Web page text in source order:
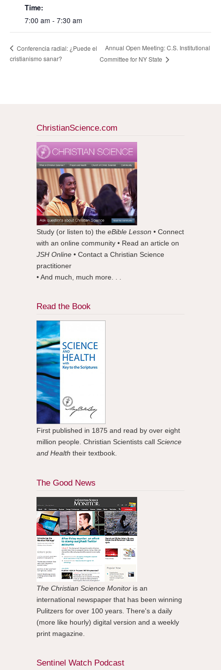
Time:
7:00 am - 7:30 am
Conferencia radial: ¿Puede el
cristianismo sanar?
Annual Open Meeting: C.S. Institutional
Committee for NY State
ChristianScience.com
Study (or listen to) the eBible Lesson • Connect
with an online community • Read an article on
JSH Online • Contact a Christian Science
practitioner
• And much, much more. . .
Read the Book
First published in 1875 and read by over eight
million people. Christian Scientists call Science
and Health their textbook.
The Good News
The Christian Science Monitor is an
international newspaper that has been winning
Pulitzers for over 100 years. There's a daily
(more like hourly) digital version and a weekly
print magazine.
Sentinel Watch Podcast